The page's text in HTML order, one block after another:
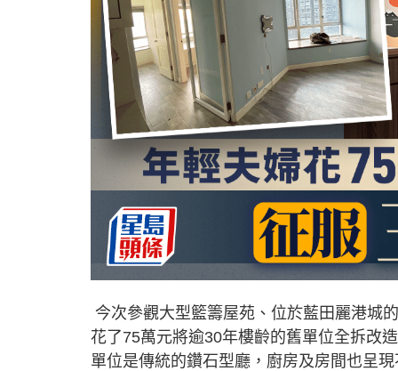
今次參觀大型籃籌屋苑、位於藍田麗港城
花了75萬元將逾30年樓齡的舊單位全拆改
單位是傳統的鑽石型廳，廚房及房間也呈